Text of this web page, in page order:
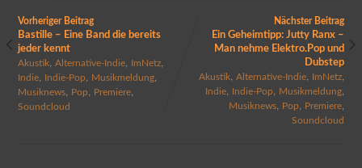
Vorheriger Beitrag
Bastille – Eine Band die bereits
jeder kennt
Akustik, Alternative-Indie, ImNetz,
Indie, Indie-Pop Musikmeldung,
Musiknews, Pop Premiere,
Soundcloud
Nächster Beitrag
Ein Geheimtipp: Jutty Ranx –
Man nehme Elektro.Pop und
Dubstep
Akustik ,Alternative-Indie ImNetz
Indie Indie-Pop Musikmeldung
Musiknews Pop Premiere
Soundcloud